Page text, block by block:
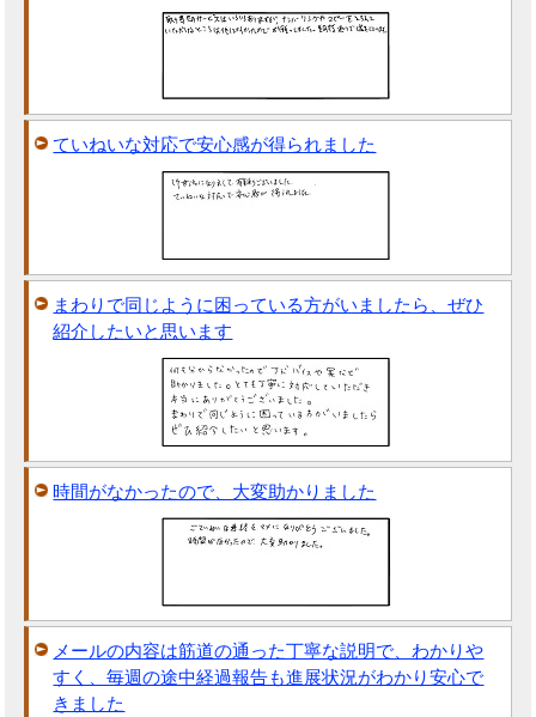
ていねいな対応で安心感が得られました
まわりで同じように困っている方がいましたら、ぜひ
紹介したいと思います
時間がなかったので、大変助かりました
メールの内容は筋道の通った丁寧な説明で、わかりや
すく、毎週の途中経過報告も進展状況がわかり安心で
きました